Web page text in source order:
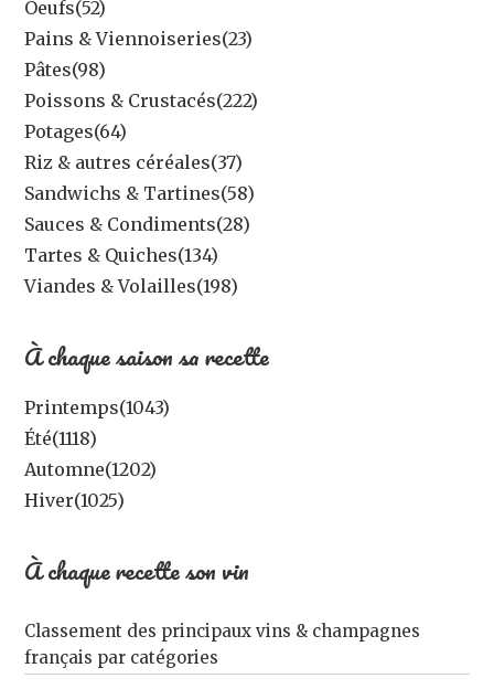
Oeufs(52)
Pains & Viennoiseries(23)
Pâtes(98)
Poissons & Crustacés(222)
Potages(64)
Riz & autres céréales(37)
Sandwichs & Tartines(58)
Sauces & Condiments(28)
Tartes & Quiches(134)
Viandes & Volailles(198)
À chaque saison sa recette
Printemps(1043)
Été(1118)
Automne(1202)
Hiver(1025)
À chaque recette son vin
Classement des principaux vins & champagnes
français par catégories